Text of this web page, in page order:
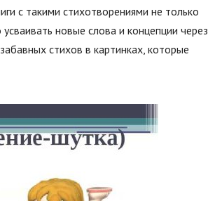
с такими стихотворениями не только
новые слова и концепции через
стихов в картинках, которые